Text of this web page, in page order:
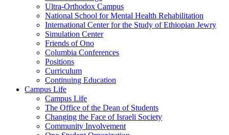
Ultra-Orthodox Campus
National School for Mental Health Rehabilitation
International Center for the Study of Ethiopian Jewry
Simulation Center
Friends of Ono
Columbia Conferences
Positions
Curriculum
Continuing Education
Campus Life
Campus Life
The Office of the Dean of Students
Changing the Face of Israeli Society
Community Involvement